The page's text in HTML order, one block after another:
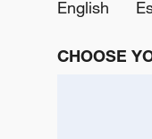
English
CHOOSE